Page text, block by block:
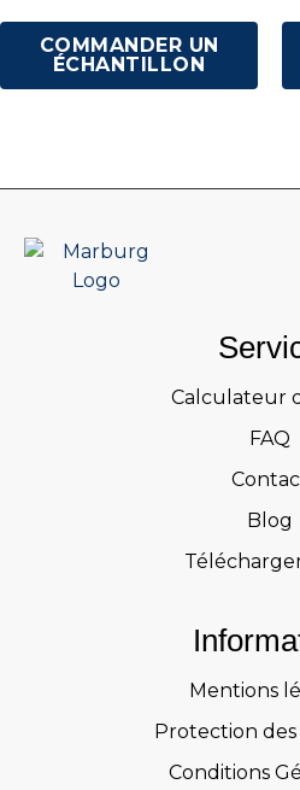
COMMANDER UN
ÉCHANTILLON
Calculateur
FAQ
Blog
Mentions
Protection
Conditions